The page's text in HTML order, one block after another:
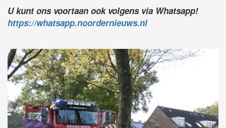
U kunt ons voortaan ook volgens via Whatsapp!
https://whatsapp.noordernieuws.nl